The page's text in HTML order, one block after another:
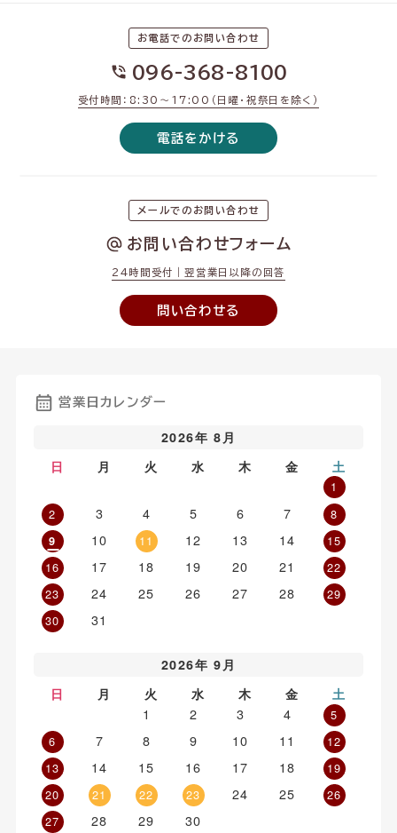
お電話でのお問い合わせ
096-368-8100
受付時間：8:30〜17:00（日曜・祝祭日を除く）
電話をかける
メールでのお問い合わせ
お問い合わせフォーム
24時間受付｜翌営業日以降の回答
問い合わせる
営業日カレンダー
2026年 8月
日
月 火 水 木 金 土
1
2
3 4 5 6 7 8
9 10 11 12 13 14
15
16
17 18 19 20 21
22
23
24 25 26 27 28
29
30
31
2026年 9月
日
月 火 水 木 金 土
1 2 3 4
5
6
7 8 9 10 11
12
13
14 15 16 17 18
19
20
21 22 23 24 25
26
27
28 29 30